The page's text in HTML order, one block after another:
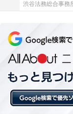
渋谷法務総合事務